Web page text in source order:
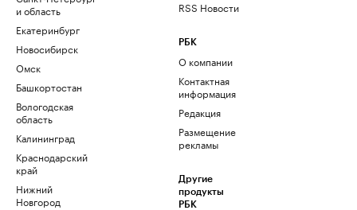
и область
Екатеринбург
Новосибирск
Омск
Башкортостан
Вологодская
область
Калининград
Краснодарский
край
Нижний
Новгород
RSS Новости
РБК
О компании
Контактная
информация
Редакция
Размещение
рекламы
Другие
продукты
РБК